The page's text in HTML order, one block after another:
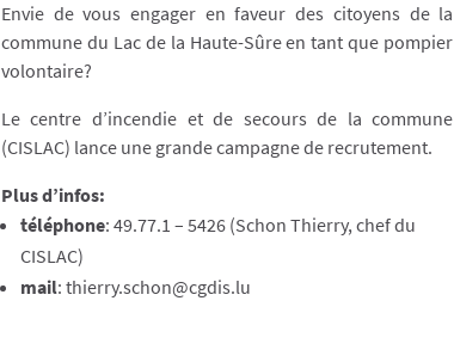
Envie de vous engager en faveur des citoyens de la
commune du Lac de la Haute-Sûre en tant que pompier
volontaire?
Le centre d’incendie et de secours de la commune
(CISLAC) lance une grande campagne de recrutement.
Plus d’infos:
téléphone: 49.77.1 – 5426 (Schon Thierry, chef du
CISLAC)
mail: thierry.schon@cgdis.lu